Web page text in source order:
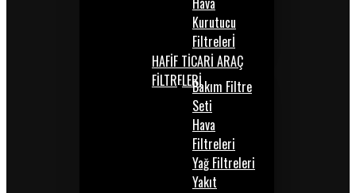
Kurutucu
Filtrelerİ
HAFİF TİCARİ ARAÇ
FİLTRELERİBakım Filtre
Seti
Hava
Filtreleri
Yağ Filtreleri
Yakıt